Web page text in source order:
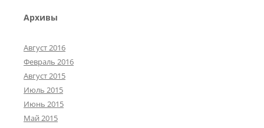
Архивы
Август 2016
Февраль 2016
Август 2015
Июль 2015
Июнь 2015
Май 2015